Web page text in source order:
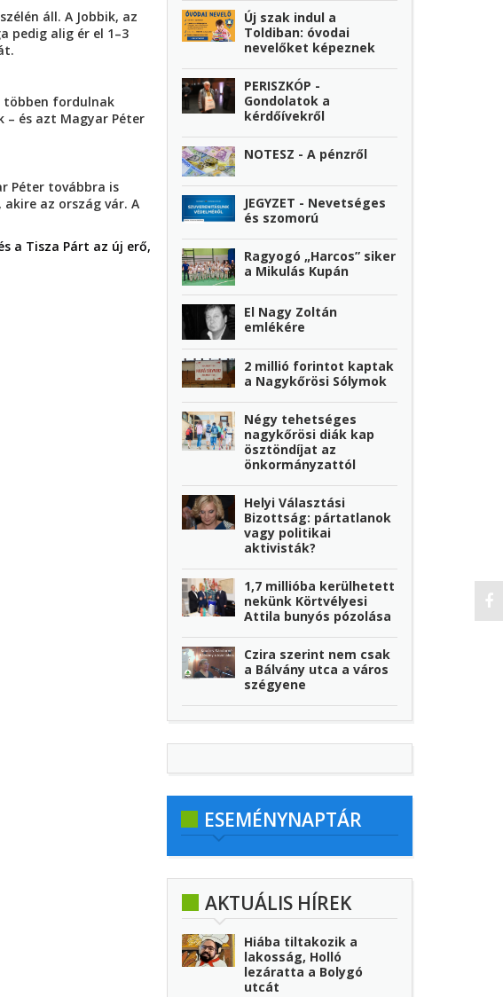
áll. A Jobbik, az
pedig alig ér el 1–3
többen fordulnak
– és azt Magyar Péter
Péter továbbra is
az ország vár. A
a Tisza Párt az új erő,
Új szak indul a
Toldiban: óvodai
nevelőket képeznek
PERISZKÓP -
Gondolatok a
kérdőívekről
NOTESZ - A pénzről
JEGYZET - Nevetséges
és szomorú
Ragyogó „Harcos” siker
a Mikulás Kupán
El Nagy Zoltán
emlékére
2 millió forintot kaptak
a Nagykőrösi Sólymok
Négy tehetséges
nagykőrösi diák kap
ösztöndíjat az
önkormányzattól
Helyi Választási
Bizottság: pártatlanok
vagy politikai
aktivisták?
1,7 millióba kerülhetett
nekünk Körtvélyesi
Attila bunyós pózolása
Czira szerint nem csak
a Bálvány utca a város
szégyene
ESEMÉNYNAPTÁR
AKTUÁLIS HÍREK
Hiába tiltakozik a
lakosság, Holló
lezáratta a Bolygó
utcát